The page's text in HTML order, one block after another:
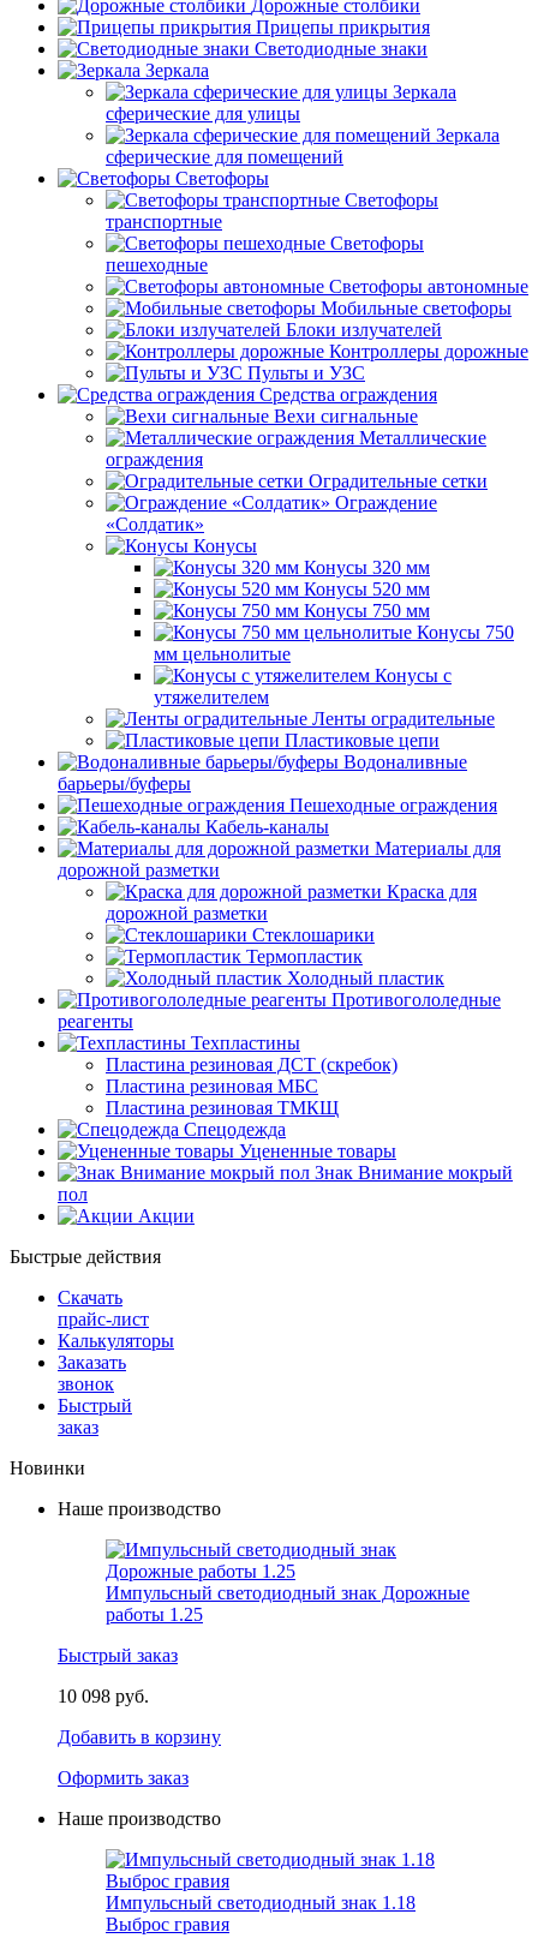
Дорожные столбики
Прицепы прикрытия
Светодиодные знаки
Зеркала
Зеркала
сферические для улицы
Зеркала
сферические для помещений
Светофоры
Светофоры
транспортные
Светофоры
пешеходные
Светофоры автономные
Мобильные светофоры
Блоки излучателей
Контроллеры дорожные
Пульты и УЗС
Средства ограждения
Вехи сигнальные
Металлические
ограждения
Оградительные сетки
Ограждение
«Солдатик»
Конусы
Конусы 320 мм
Конусы 520 мм
Конусы 750 мм
Конусы 750
мм цельнолитые
Конусы с
утяжелителем
Ленты оградительные
Пластиковые цепи
Водоналивные
барьеры/буферы
Пешеходные ограждения
Кабель-каналы
Материалы для
дорожной разметки
Краска для
дорожной разметки
Стеклошарики
Термопластик
Холодный пластик
Противогололедные
реагенты
Техпластины
Пластина резиновая ДСТ (скребок)
Пластина резиновая МБС
Пластина резиновая ТМКЩ
Спецодежда
Уцененные товары
Знак Внимание мокрый
пол
Акции
Быстрые действия
Скачать
прайс-лист
Калькуляторы
Заказать
звонок
Быстрый
заказ
Новинки
Наше производство
Импульсный светодиодный знак Дорожные
работы 1.25
Быстрый заказ
10 098 руб.
Добавить в корзину
Оформить заказ
Наше производство
Импульсный светодиодный знак 1.18
Выброс гравия